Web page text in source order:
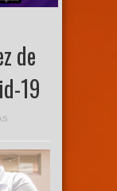
de
19